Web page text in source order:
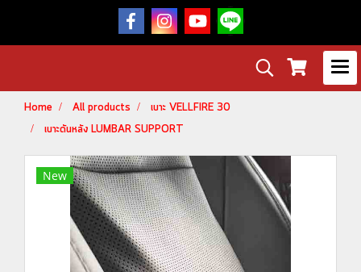
Home All products
เบาะ VELLFIRE 30
เบาะดันหลัง LUMBAR SUPPORT
New